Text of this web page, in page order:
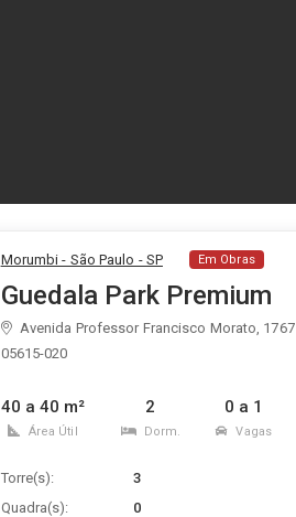
Morumbi - São Paulo - SP Em Obras
Guedala Park Premium
Avenida Professor Francisco Morato, 1767
05615-020
40 a 40 m²
Área Útil
2
Dorm.
0 a 1
Vagas
Torre(s):
3
Quadra(s):
0